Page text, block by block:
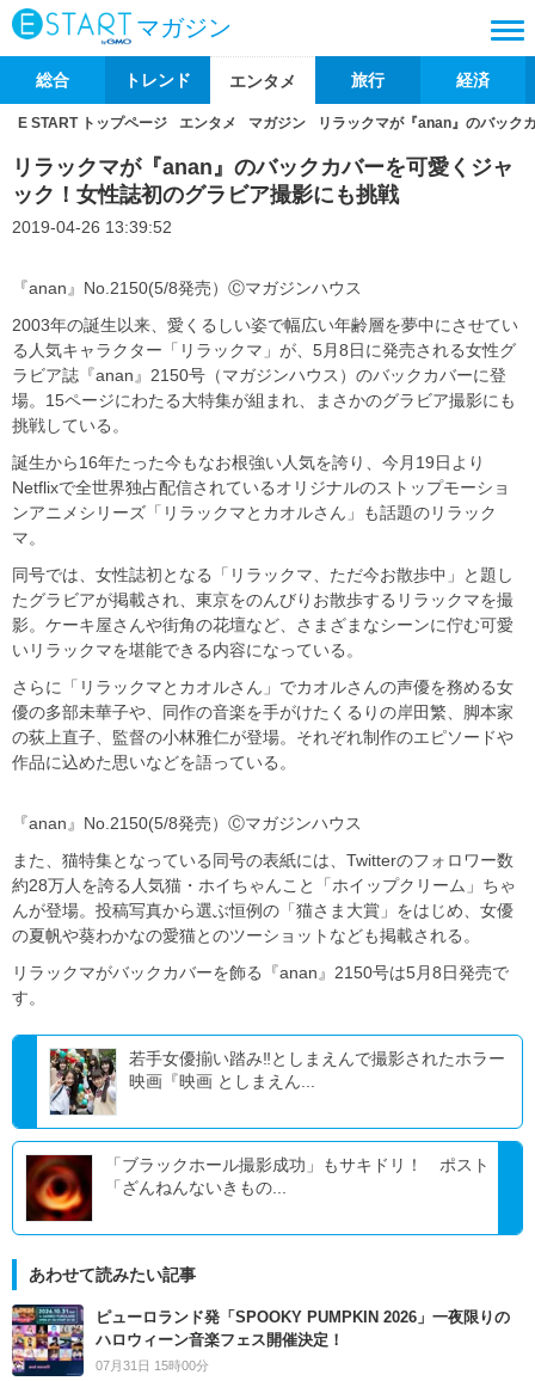
マガジン
総合 トレンド エンタメ 旅行 経済
E START トップページ エンタメ マガジン リラックマが『anan』のバック
リラックマが『anan』のバックカバーを可愛くジャ
ック！女性誌初のグラビア撮影にも挑戦
2019-04-26 13:39:52
『anan』No.2150(5/8発売）Ⓒマガジンハウス
2003年の誕生以来、愛くるしい姿で幅広い年齢層を夢中にさせてい
る人気キャラクター「リラックマ」が、5月8日に発売される女性グ
ラビア誌『anan』2150号（マガジンハウス）のバックカバーに登
場。15ページにわたる大特集が組まれ、まさかのグラビア撮影にも
挑戦している。
誕生から16年たった今もなお根強い人気を誇り、今月19日より
Netflixで全世界独占配信されているオリジナルのストップモーショ
ンアニメシリーズ「リラックマとカオルさん」も話題のリラック
マ。
同号では、女性誌初となる「リラックマ、ただ今お散歩中」と題し
たグラビアが掲載され、東京をのんびりお散歩するリラックマを撮
影。ケーキ屋さんや街角の花壇など、さまざまなシーンに佇む可愛
いリラックマを堪能できる内容になっている。
さらに「リラックマとカオルさん」でカオルさんの声優を務める女
優の多部未華子や、同作の音楽を手がけたくるりの岸田繁、脚本家
の荻上直子、監督の小林雅仁が登場。それぞれ制作のエピソードや
作品に込めた思いなどを語っている。
『anan』No.2150(5/8発売）Ⓒマガジンハウス
また、猫特集となっている同号の表紙には、Twitterのフォロワー数
約28万人を誇る人気猫・ホイちゃんこと「ホイップクリーム」ちゃ
んが登場。投稿写真から選ぶ恒例の「猫さま大賞」をはじめ、女優
の夏帆や葵わかなの愛猫とのツーショットなども掲載される。
リラックマがバックカバーを飾る『anan』2150号は5月8日発売で
す。
若手女優揃い踏み‼としまえんで撮影されたホラー
映画『映画 としまえん...
「ブラックホール撮影成功」もサキドリ！ ポスト
「ざんねんないきもの...
あわせて読みたい記事
ピューロランド発「SPOOKY PUMPKIN 2026」一夜限りの
ハロウィーン音楽フェス開催決定！
07月31日 15時00分